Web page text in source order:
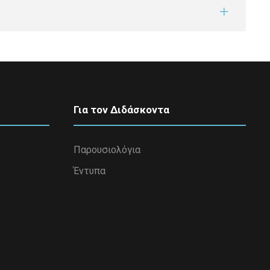
Για τον Διδάσκοντα
Παρουσιολόγια
Έντυπα